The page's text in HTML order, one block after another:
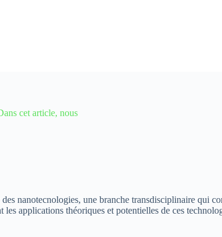
cet article, nous
nanotecnologies, une branche transdisciplinaire qui
applications théoriques et potentielles de ces